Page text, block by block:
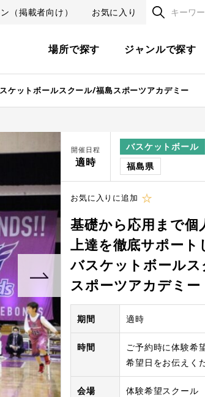
（掲載者向け） お気に入り
場所で探す ジャンルで探す
ケットボールスクール/福島スポーツアカデミー
開催日程
適時
バスケットボール
福島県
お気に入りに追加
基礎から応用まで個
上達を徹底サポート
バスケットボール
スポーツアカデミー
期間 適時
時間
ご予約時に体験希
希望日をお伝えく
会場 体験希望スクール